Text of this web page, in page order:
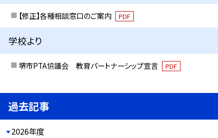
【修正】各種相談窓口のご案内 PDF
学校より
堺市PTA協議会 教育パートナーシップ宣言 PDF
過去記事
2026年度